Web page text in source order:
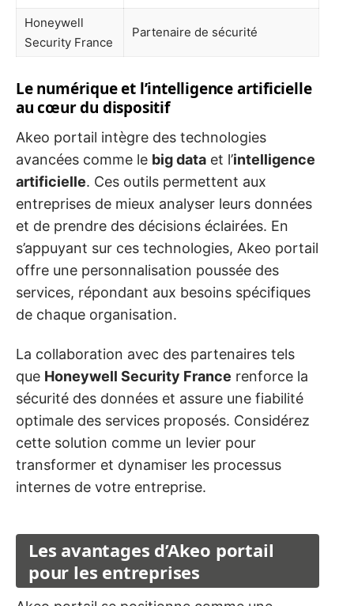
Honeywell
Security France
Partenaire de sécurité
Le numérique et l’intelligence artificielle
au cœur du dispositif
Akeo portail intègre des technologies
avancées comme le big data et l’intelligence
artificielle. Ces outils permettent aux
entreprises de mieux analyser leurs données
et de prendre des décisions éclairées. En
s’appuyant sur ces technologies, Akeo portail
offre une personnalisation poussée des
services, répondant aux besoins spécifiques
de chaque organisation.
La collaboration avec des partenaires tels
que Honeywell Security France renforce la
sécurité des données et assure une fiabilité
optimale des services proposés. Considérez
cette solution comme un levier pour
transformer et dynamiser les processus
internes de votre entreprise.
Les avantages d’Akeo portail
pour les entreprises